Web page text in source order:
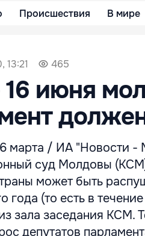
Происшествия В мире
13:21 465
июня
марта / ИА "Новости -
суд Молдовы
может быть
года (то есть в
зала заседания КСМ.
депутатов